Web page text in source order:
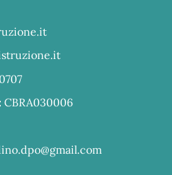
CBRA030006